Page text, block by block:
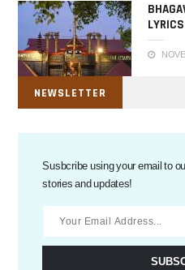
NEWSLETTER
Susbcribe using your email to
stories and updates!